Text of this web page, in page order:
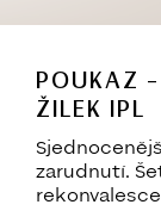
POUKAZ
ŽILEK IPL
zarudnutí.